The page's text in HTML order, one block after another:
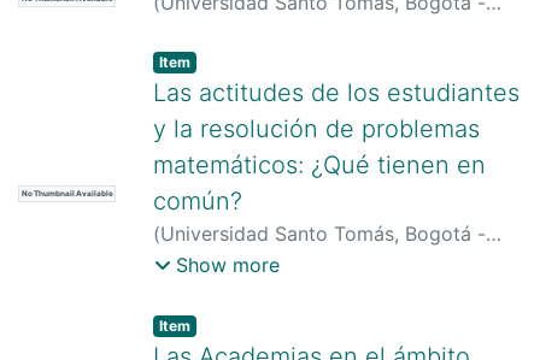
No Thumbnail Available
Item type:
Item,
Las actitudes de los estudiantes
y la resolución de problemas
matemáticos: ¿Qué tienen en
común?
(Universidad Santo Tomás, Bogotá -
Colombia)López Ramírez, María
Show more
Item type:
Item,